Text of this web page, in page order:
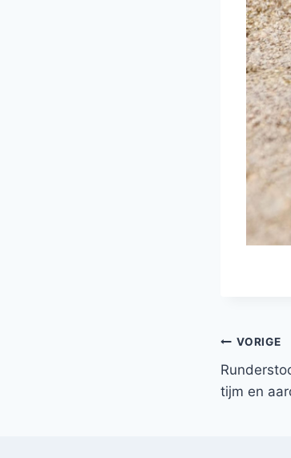
Bericht
VORIGE
tijm en